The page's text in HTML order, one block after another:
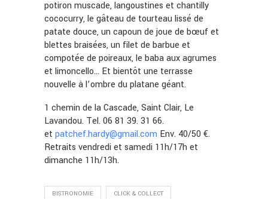
potiron muscade, langoustines et chantilly
cococurry, le gâteau de tourteau lissé de
patate douce, un capoun de joue de bœuf et
blettes braisées, un filet de barbue et
compotée de poireaux, le baba aux agrumes
et limoncello… Et bientôt une terrasse
nouvelle à l’ombre du platane géant.
1 chemin de la Cascade, Saint Clair, Le
Lavandou. Tel. 06 81 39. 31 66.
et patchef.hardy@gmail.com Env. 40/50 €.
Retraits vendredi et samedi 11h/17h et
dimanche 11h/13h.
BISTRONOMIE CLICK & COLLECT